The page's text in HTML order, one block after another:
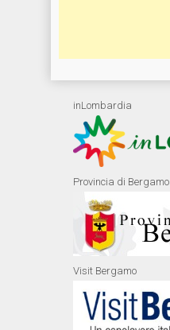
inLombardia
Provincia di Bergamo
Visit Bergamo